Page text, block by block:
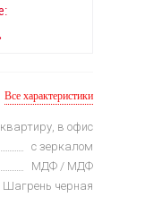
Все характеристики
в офис
с зеркалом
МДФ / МДФ
Шагрень черная